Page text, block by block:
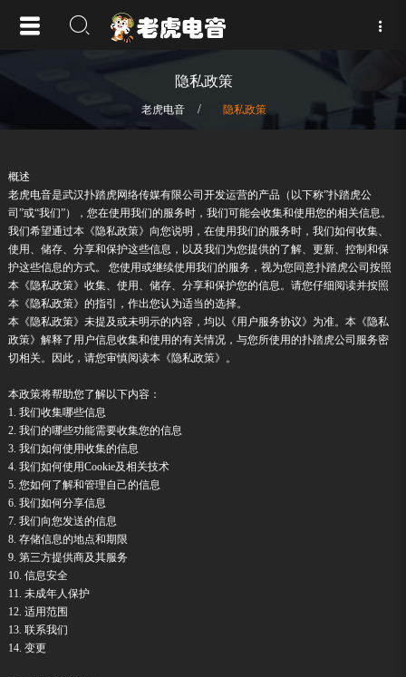
隐私政策
老虎电音 / 隐私政策
概述
老虎电音是武汉扑踏虎网络传媒有限公司开发运营的产品（以下称”扑踏虎公
司”或“我们”），您在使用我们的服务时，我们可能会收集和使用您的相关信息。
我们希望通过本《隐私政策》向您说明，在使用我们的服务时，我们如何收集、
使用、储存、分享和保护这些信息，以及我们为您提供的了解、更新、控制和保
护这些信息的方式。 您使用或继续使用我们的服务，视为您同意扑踏虎公司按照
本《隐私政策》收集、使用、储存、分享和保护您的信息。请您仔细阅读并按照
本《隐私政策》的指引，作出您认为适当的选择。
本《隐私政策》未提及或未明示的内容，均以《用户服务协议》为准。本《隐私
政策》解释了用户信息收集和使用的有关情况，与您所使用的扑踏虎公司服务密
切相关。因此，请您审慎阅读本《隐私政策》。
本政策将帮助您了解以下内容：
1. 我们收集哪些信息
2. 我们的哪些功能需要收集您的信息
3. 我们如何使用收集的信息
4. 我们如何使用Cookie及相关技术
5. 您如何了解和管理自己的信息
6. 我们如何分享信息
7. 我们向您发送的信息
8. 存储信息的地点和期限
9. 第三方提供商及其服务
10. 信息安全
11. 未成年人保护
12. 适用范围
13. 联系我们
14. 变更